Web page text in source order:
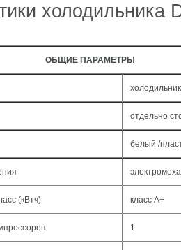
холодильника
ОБЩИЕ ПАРАМЕТРЫ
отдельно
белый /
(кВтч) класс A+
1